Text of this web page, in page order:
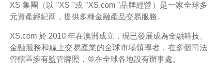
XS 集團（以 "XS "或 "XS.com "品牌經營）是一家全球多
元資產經紀商，提供多種金融產品交易服務。
XS.com 於 2010 年在澳洲成立，現已發展成為金融科技、
金融服務和線上交易產業的全球市場領導者，在多個司法
管轄區擁有監管牌照，並在全球各地設有辦事處。